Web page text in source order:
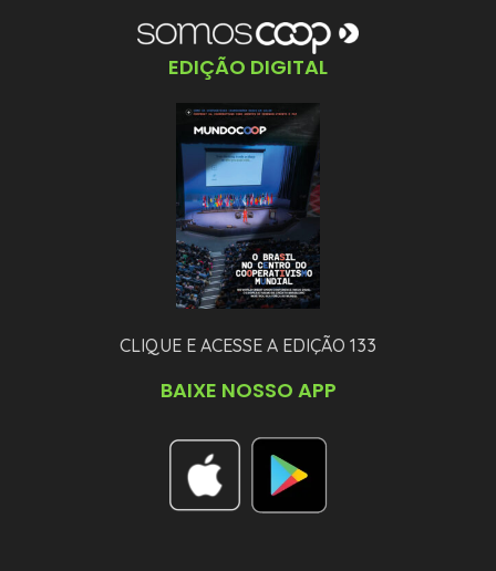
EDIÇÃO DIGITAL
CLIQUE E ACESSE A EDIÇÃO 133
BAIXE NOSSO APP